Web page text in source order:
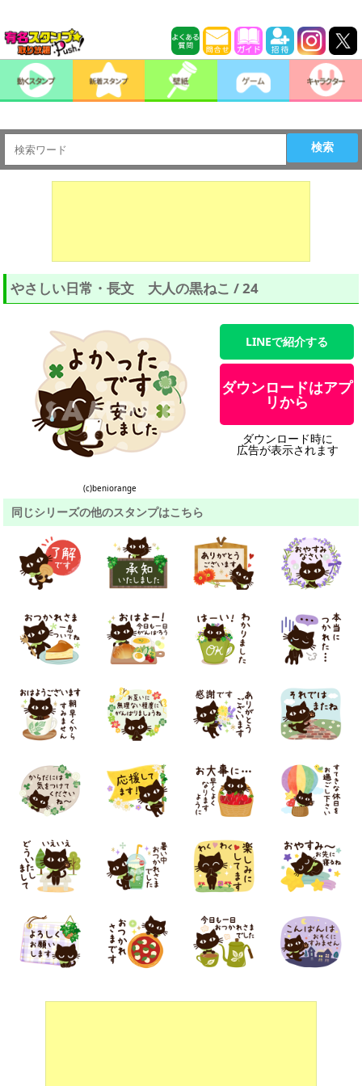
検索
やさしい日常・長文 大人の黒ねこ / 24
(c)beniorange
LINEで紹介する
ダウンロードはアプ
リから
ダウンロード時に
広告が表示されます
同じシリーズの他のスタンプはこちら